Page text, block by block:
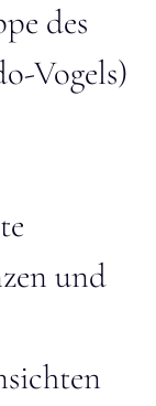
des
Vogels)
und